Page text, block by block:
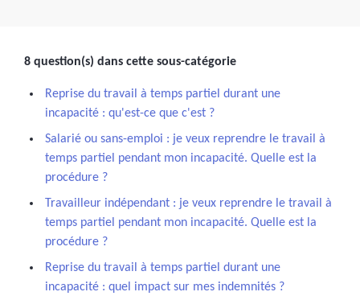
8 question(s) dans cette sous-catégorie
Reprise du travail à temps partiel durant une
incapacité : qu'est-ce que c'est ?
Salarié ou sans-emploi : je veux reprendre le travail à
temps partiel pendant mon incapacité. Quelle est la
procédure ?
Travailleur indépendant : je veux reprendre le travail à
temps partiel pendant mon incapacité. Quelle est la
procédure ?
Reprise du travail à temps partiel durant une
incapacité : quel impact sur mes indemnités ?